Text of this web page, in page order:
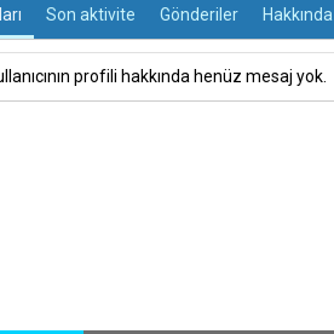
Son aktivite Gönderiler Hakkında
profili hakkında henüz mesaj yok.